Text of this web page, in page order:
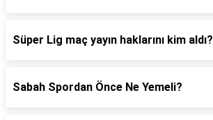
Süper Lig maç yayın haklarını kim aldı?
Sabah Spordan Önce Ne Yemeli?